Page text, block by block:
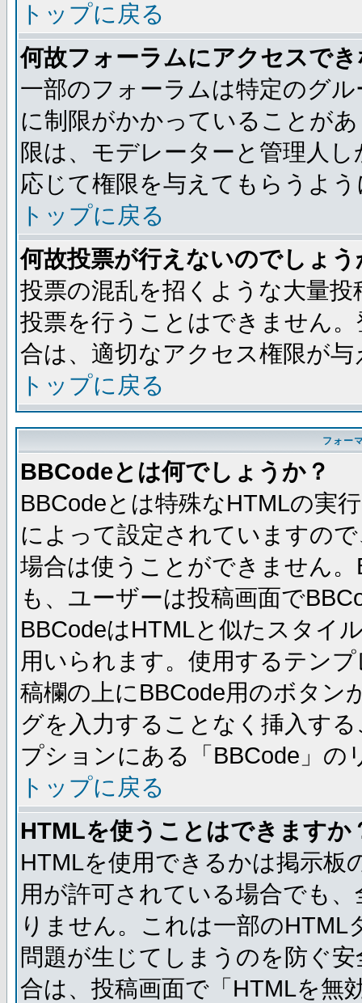
トップに戻る
何故フォーラムにアクセスで
一部のフォーラムは特定のグ
に制限がかかっていることが
限は、モデレーターと管理人
応じて権限を与えてもらうよ
トップに戻る
何故投票が行えないのでしょう
投票の混乱を招くような大量
投票を行うことはできません
合は、適切なアクセス権限が
トップに戻る
フォー
BBCodeとは何でしょうか？
BBCodeとは特殊なHTMLの実
によって設定されていますの
場合は使うことができません
も、ユーザーは投稿画面で
BBCodeはHTMLと似たスタイ
用いられます。使用するテン
稿欄の上にBBCode用のボタン
グを入力することなく挿入す
プションにある「BBCode」
トップに戻る
HTMLを使うことはできますか
HTMLを使用できるかは掲示板
用が許可されている場合でも
りません。これは一部の
問題が生じてしまうのを防ぐ
合は、投稿画面で「HTMLを無